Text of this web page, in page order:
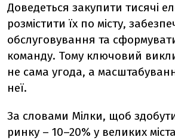
Доведеться закупити тисячі
розмістити їх по місту,
обслуговування та
команду. Тому ключовий
не сама угода, а
неї.
За словами Мілки, щоб
ринку – 10–20% у великих